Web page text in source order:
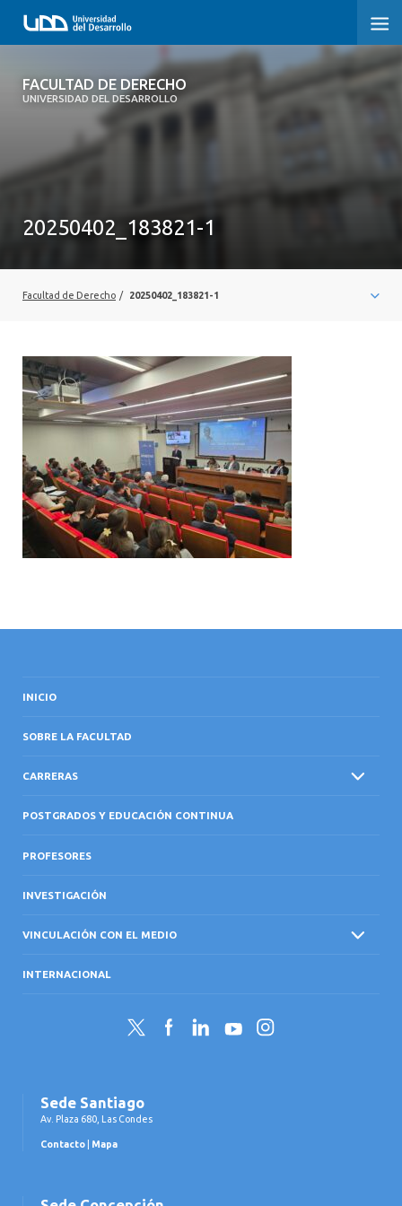
FACULTAD DE DERECHO
UNIVERSIDAD DEL DESARROLLO
FACULTAD DE DERECHO
SOBRE LA FACULTAD
VINCULACIÓN CON EL MEDIO
INTERNACIONAL
20250402_183821-1
Facultad de Derecho / 20250402_183821-1
INICIO
SOBRE LA FACULTAD
CARRERAS
POSTGRADOS Y EDUCACIÓN CONTINUA
PROFESORES
INVESTIGACIÓN
VINCULACIÓN CON EL MEDIO
INTERNACIONAL
Twitter FacebookLinkedInYouTubeInstagram
Sede Santiago
Av. Plaza 680, Las Condes
Contacto Mapa